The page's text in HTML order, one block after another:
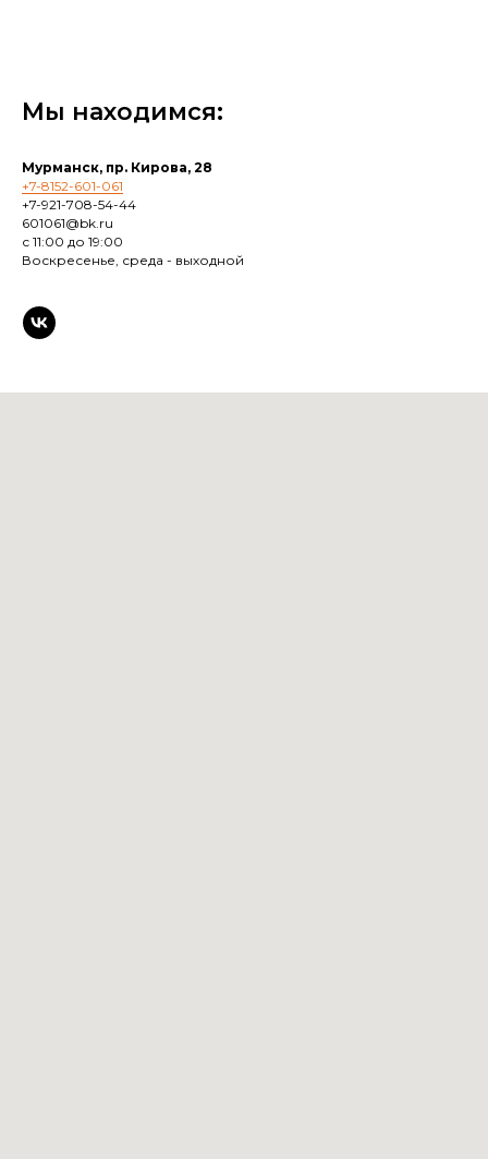
Мы находимся:
Мурманск, пр. Кирова, 28
+7-8152-601-061
+7-921-708-54-44
601061@bk.ru
с 11:00 до 19:00
Воскресенье, среда - выходной